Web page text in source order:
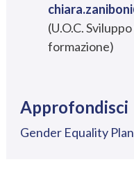
(U.O.C.
formazione)
Approfondisci
Gender Equality Plan